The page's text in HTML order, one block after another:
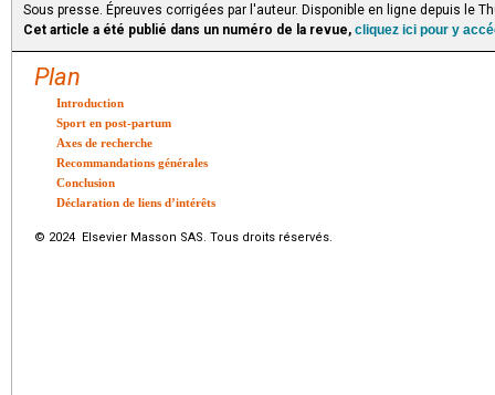
Sous presse. Épreuves corrigées par l'auteur. Disponible en ligne depuis le
Cet article a été publié dans un numéro de la revue, cliquez ici pour y
Plan
Introduction
Sport en post-partum
Axes de recherche
Recommandations générales
Conclusion
Déclaration de liens d’intérêts
© 2024 Elsevier Masson SAS. Tous droits réservés.